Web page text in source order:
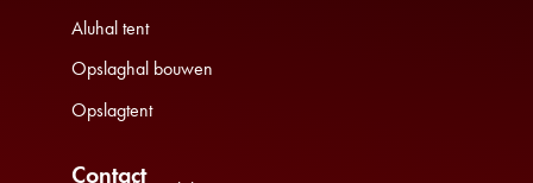
Aluhal tent
Opslaghal bouwen
Opslagtent
Contact